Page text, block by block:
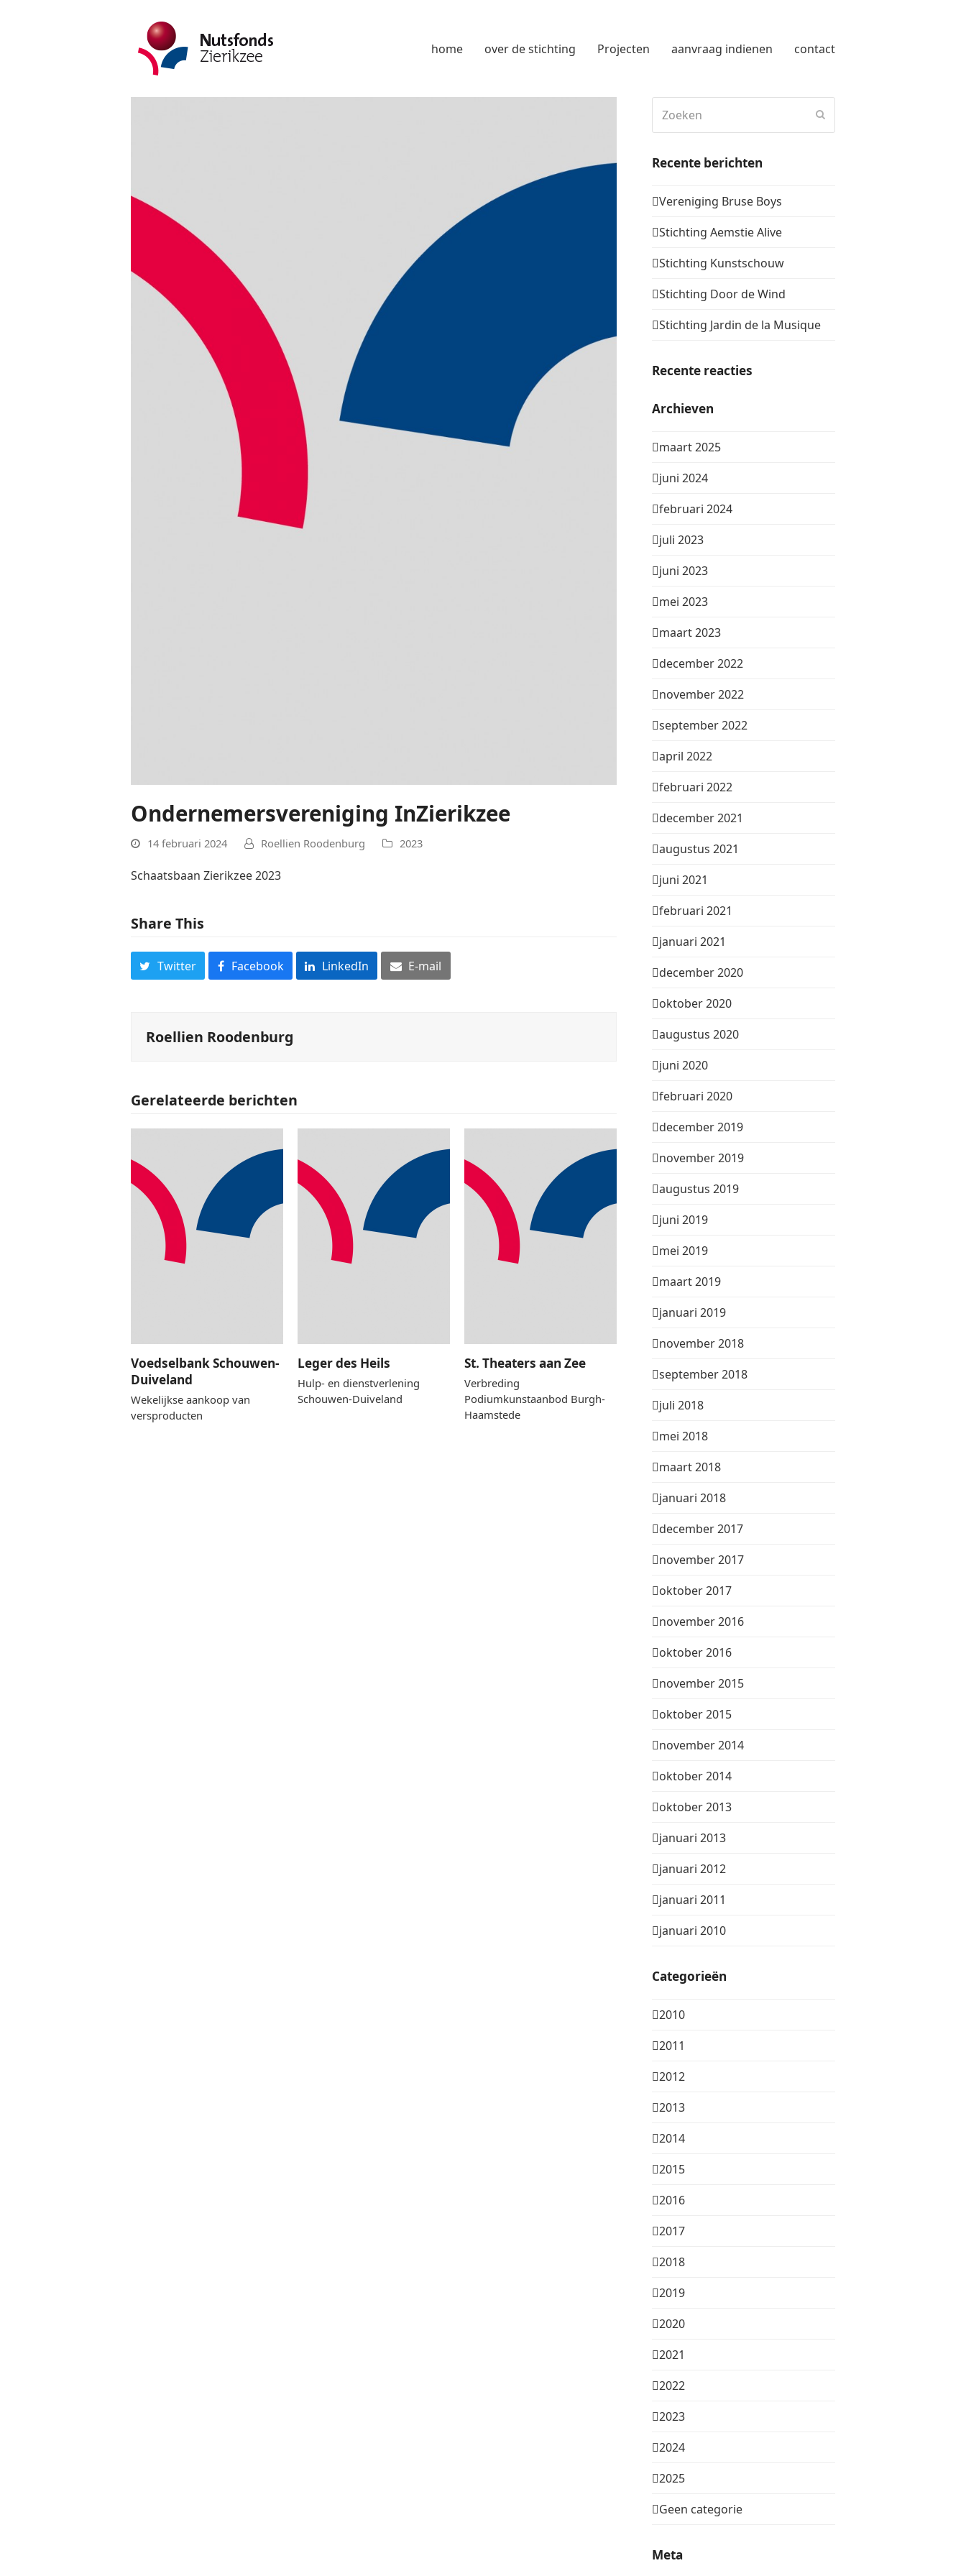
home over de stichting Projecten aanvraag indienen contact
Ondernemersvereniging InZierikzee
14 februari 2024 Roellien Roodenburg 2023
Schaatsbaan Zierikzee 2023
Share This
Twitter Facebook LinkedIn E-mail
Roellien Roodenburg
Gerelateerde berichten
Voedselbank Schouwen-
Duiveland
Wekelijkse aankoop van
versproducten
Leger des Heils
Hulp- en dienstverlening
Schouwen-Duiveland
St. Theaters aan Zee
Verbreding
Podiumkunstaanbod Burgh-
Haamstede
Recente berichten
Vereniging Bruse Boys
Stichting Aemstie Alive
Stichting Kunstschouw
Stichting Door de Wind
Stichting Jardin de la Musique
Recente reacties
Archieven
maart 2025
juni 2024
februari 2024
juli 2023
juni 2023
mei 2023
maart 2023
december 2022
november 2022
september 2022
april 2022
februari 2022
december 2021
augustus 2021
juni 2021
februari 2021
januari 2021
december 2020
oktober 2020
augustus 2020
juni 2020
februari 2020
december 2019
november 2019
augustus 2019
juni 2019
mei 2019
maart 2019
januari 2019
november 2018
september 2018
juli 2018
mei 2018
maart 2018
januari 2018
december 2017
november 2017
oktober 2017
november 2016
oktober 2016
november 2015
oktober 2015
november 2014
oktober 2014
oktober 2013
januari 2013
januari 2012
januari 2011
januari 2010
Categorieën
2010
2011
2012
2013
2014
2015
2016
2017
2018
2019
2020
2021
2022
2023
2024
2025
Geen categorie
Meta